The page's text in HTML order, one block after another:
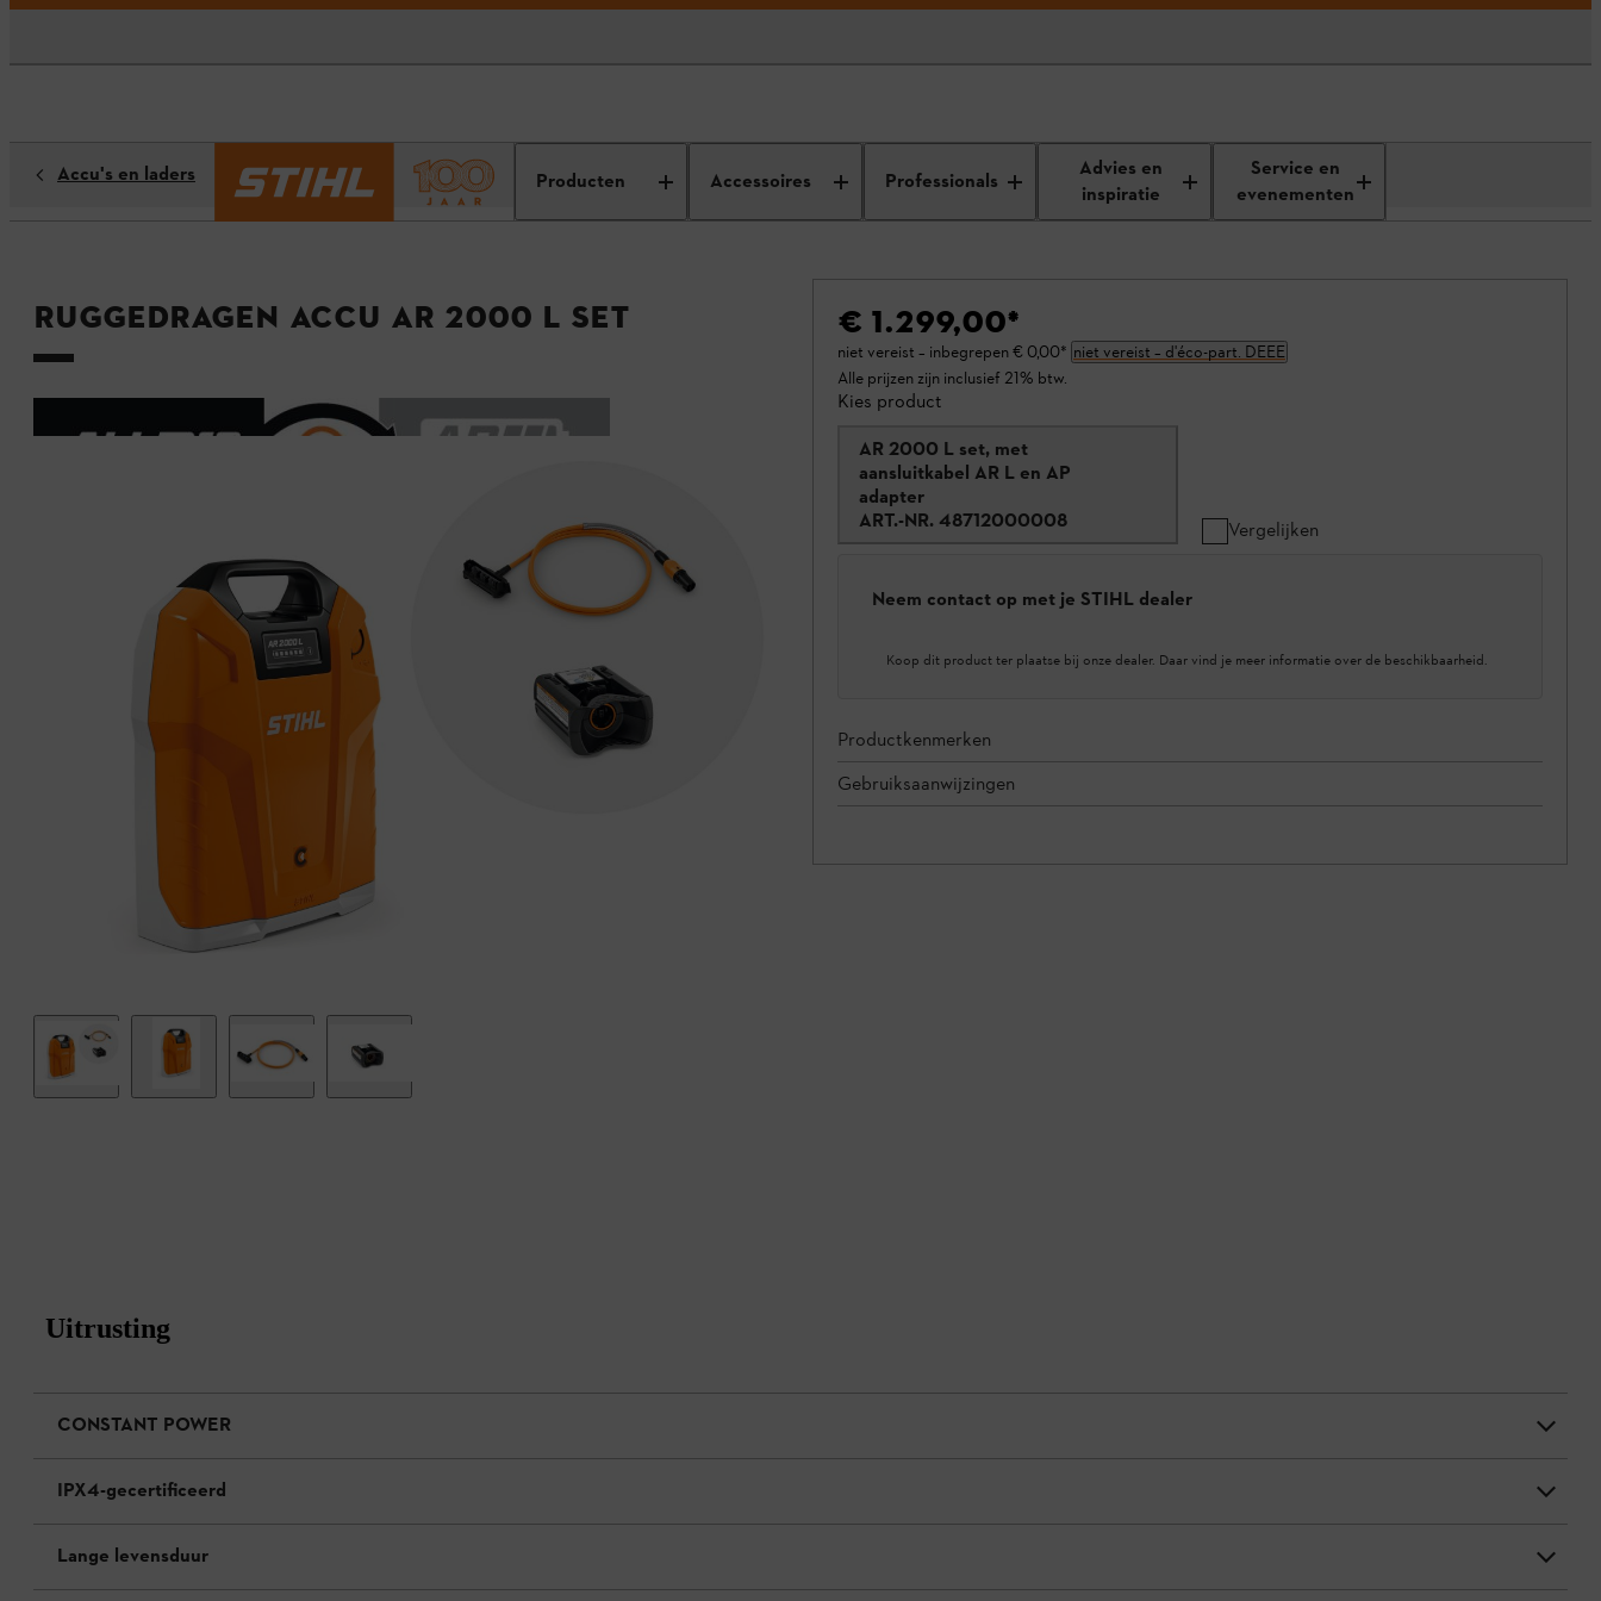
Producten Accessoires Professionals
Advies en
inspiratie
Service en
evenementen
Accu's en laders
Ruggedragen accu AR 2000 L set € 1.299,00*
niet vereist – inbegrepen€ 0,00* niet vereist – d'éco-part. DEEE
Alle prijzen zijn inclusief 21% btw.
Kies product
AR 2000 L set, met
aansluitkabel AR L en AP
adapter
ART.-NR. 48712000008 Vergelijken
Neem contact op met je STIHL dealer
Koop dit product ter plaatse bij onze dealer. Daar vind je meer informatie over de beschikbaarheid.
Productkenmerken
Gebruiksaanwijzingen
Uitrusting
CONSTANT POWER
IPX4-gecertificeerd
Lange levensduur